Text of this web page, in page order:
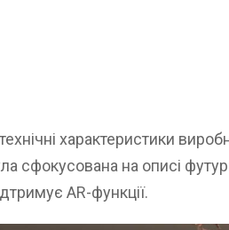
характеристики
сфокусована на описі
AR-функції.